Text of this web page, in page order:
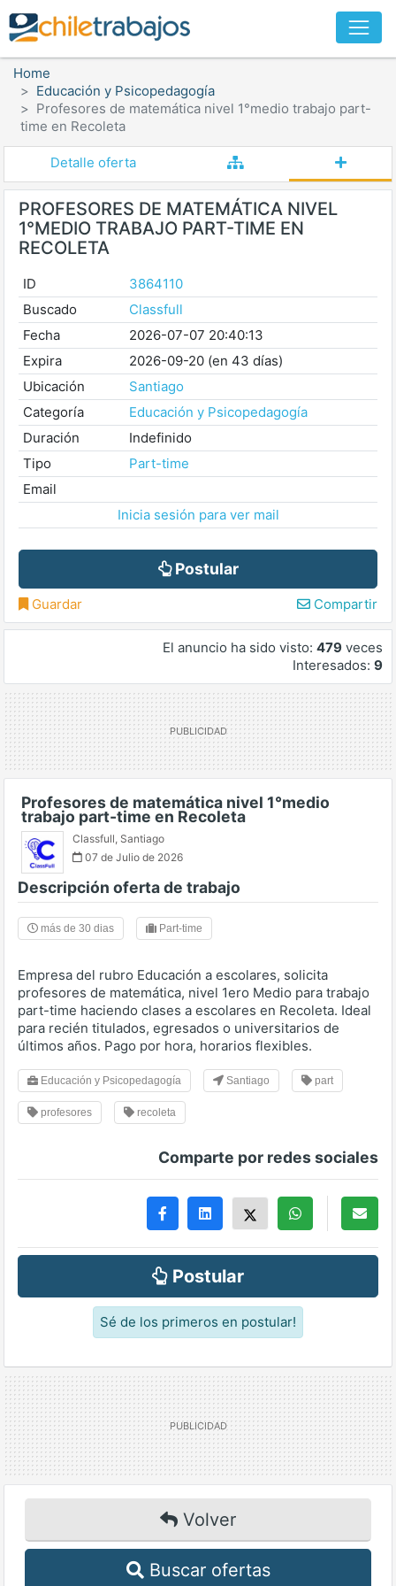
Home
Educación y Psicopedagogía
Profesores de matemática nivel 1°medio trabajo part-
time en Recoleta
Detalle oferta
PROFESORES DE MATEMÁTICA NIVEL
1°MEDIO TRABAJO PART-TIME EN
RECOLETA
ID
3864110
Buscado
Classfull
Fecha
2026-07-07 20:40:13
Expira
2026-09-20 (en 43 días)
Ubicación
Santiago
Categoría
Educación y Psicopedagogía
Duración
Indefinido
Tipo
Part-time
Email
Inicia sesión para ver mail
Postular
Guardar Compartir
El anuncio ha sido visto: 479 veces
Interesados: 9
Profesores de matemática nivel 1°medio
trabajo part-time en Recoleta
Classfull, Santiago
07 de Julio de 2026
Descripción oferta de trabajo
más de 30 dias Part-time
Empresa del rubro Educación a escolares, solicita
profesores de matemática, nivel 1ero Medio para trabajo
part-time haciendo clases a escolares en Recoleta. Ideal
para recién titulados, egresados o universitarios de
últimos años. Pago por hora, horarios flexibles.
Educación y Psicopedagogía Santiago part
profesores recoleta
Comparte por redes sociales
Postular
Sé de los primeros en postular!
Volver
Buscar ofertas